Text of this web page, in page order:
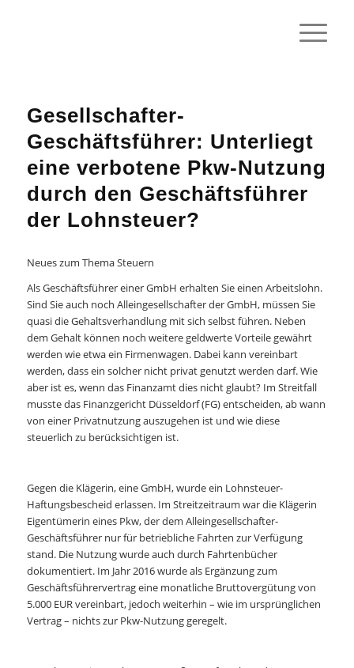
Gesellschafter-
Geschäftsführer: Unterliegt
eine verbotene Pkw-Nutzung
durch den Geschäftsführer
der Lohnsteuer?
Neues zum Thema Steuern
Als Geschäftsführer einer GmbH erhalten Sie einen Arbeitslohn.
Sind Sie auch noch Alleingesellschafter der GmbH, müssen Sie
quasi die Gehaltsverhandlung mit sich selbst führen. Neben
dem Gehalt können noch weitere geldwerte Vorteile gewährt
werden wie etwa ein Firmenwagen. Dabei kann vereinbart
werden, dass ein solcher nicht privat genutzt werden darf. Wie
aber ist es, wenn das Finanzamt dies nicht glaubt? Im Streitfall
musste das Finanzgericht Düsseldorf (FG) entscheiden, ab wann
von einer Privatnutzung auszugehen ist und wie diese
steuerlich zu berücksichtigen ist.
Gegen die Klägerin, eine GmbH, wurde ein Lohnsteuer-
Haftungsbescheid erlassen. Im Streitzeitraum war die Klägerin
Eigentümerin eines Pkw, der dem Alleingesellschafter-
Geschäftsführer nur für betriebliche Fahrten zur Verfügung
stand. Die Nutzung wurde auch durch Fahrtenbücher
dokumentiert. Im Jahr 2016 wurde als Ergänzung zum
Geschäftsführervertrag eine monatliche Bruttovergütung von
5.000 EUR vereinbart, jedoch weiterhin – wie im ursprünglichen
Vertrag – nichts zur Pkw-Nutzung geregelt.